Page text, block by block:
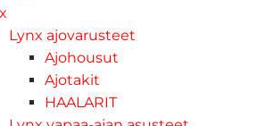
Lynx ajovarusteet
Ajohousut
Ajotakit
HAALARIT